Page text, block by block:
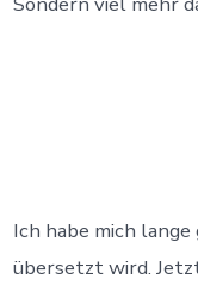
Ich habe mich
übersetzt wird.